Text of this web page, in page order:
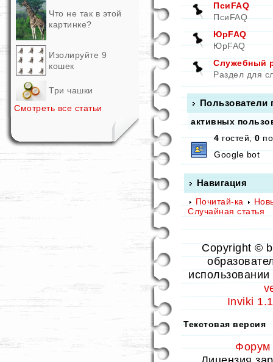
Что не так в этой
картинке?
Изолируйте 9
кошек
Три чашки
Смотреть все статьи
ПсиFAQ
ПсиFAQ
ЮрFAQ
ЮрFAQ
Служебный
Раздел для
Пользователи
активных
4гостей,0
Google bot
Навигация
Почитай-ка
Случайная статья
Copyright ©
Inviki
Текстовая версия
Форум